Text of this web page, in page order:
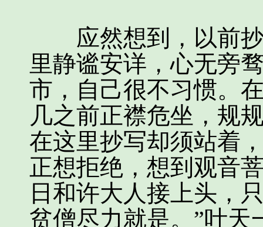
应然想到，以前抄
里静谧安详，心无旁
市，自己很不习惯。
几之前正襟危坐，规
在这里抄写却须站着
正想拒绝，想到观音
日和许大人接上头，
贫僧尽力就是。”叶天